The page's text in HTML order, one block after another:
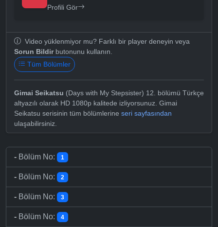
Profili Gör
Video yüklenmiyor mu? Farklı bir player deneyin veya
Sorun Bildirbutonunu kullanın.
Tüm Bölümler
Gimai Seikatsu (Days with My Stepsister) 12. bölümü Türkçe
altyazılı olarak HD 1080p kalitede izliyorsunuz. Gimai
Seikatsu serisinin tüm bölümlerine seri sayfasından
ulaşabilirsiniz.
- Bölüm No: 1
- Bölüm No: 2
- Bölüm No: 3
- Bölüm No: 4